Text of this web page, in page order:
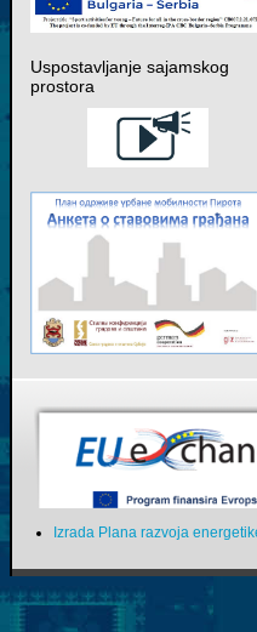
Uspostavljanje sajamskog
prostora
Izrada Plana razvoja